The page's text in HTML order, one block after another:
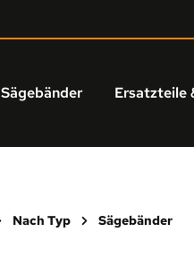
Sägebänder Ersatzteile
Nach Typ Sägebänder